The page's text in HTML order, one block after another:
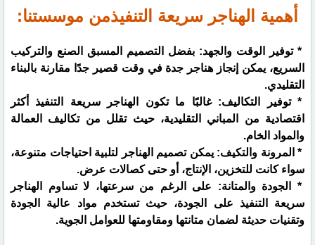
أهمية الهناجر سريعة التنفيذمن موسستنا:
* توفير الوقت والجهد: بفضل التصميم المسبق الصنع والتركيب
السريع، يمكن إنجاز هناجر جدة في وقت قصير جدًا مقارنة بالبناء
التقليدي.
* توفير التكاليف: غالبًا ما تكون الهناجر سريعة التنفيذ أكثر
اقتصادية من المباني التقليدية، حيث تقلل من تكاليف العمالة
والمواد الخام.
* المرونة والتكيف: يمكن تصميم الهناجر لتلبية احتياجات متنوعة،
سواء كانت للتخزين، الإنتاج، أو حتى كصالات عرض.
* الجودة والمتانة: على الرغم من سرعتها، لا تساوم الهناجر
سريعة التنفيذ على الجودة، حيث تستخدم مواد عالية الجودة
وتقنيات حديثة لضمان متانتها ومقاومتها للعوامل الجوية.